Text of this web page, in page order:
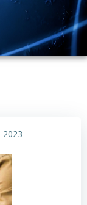
2023